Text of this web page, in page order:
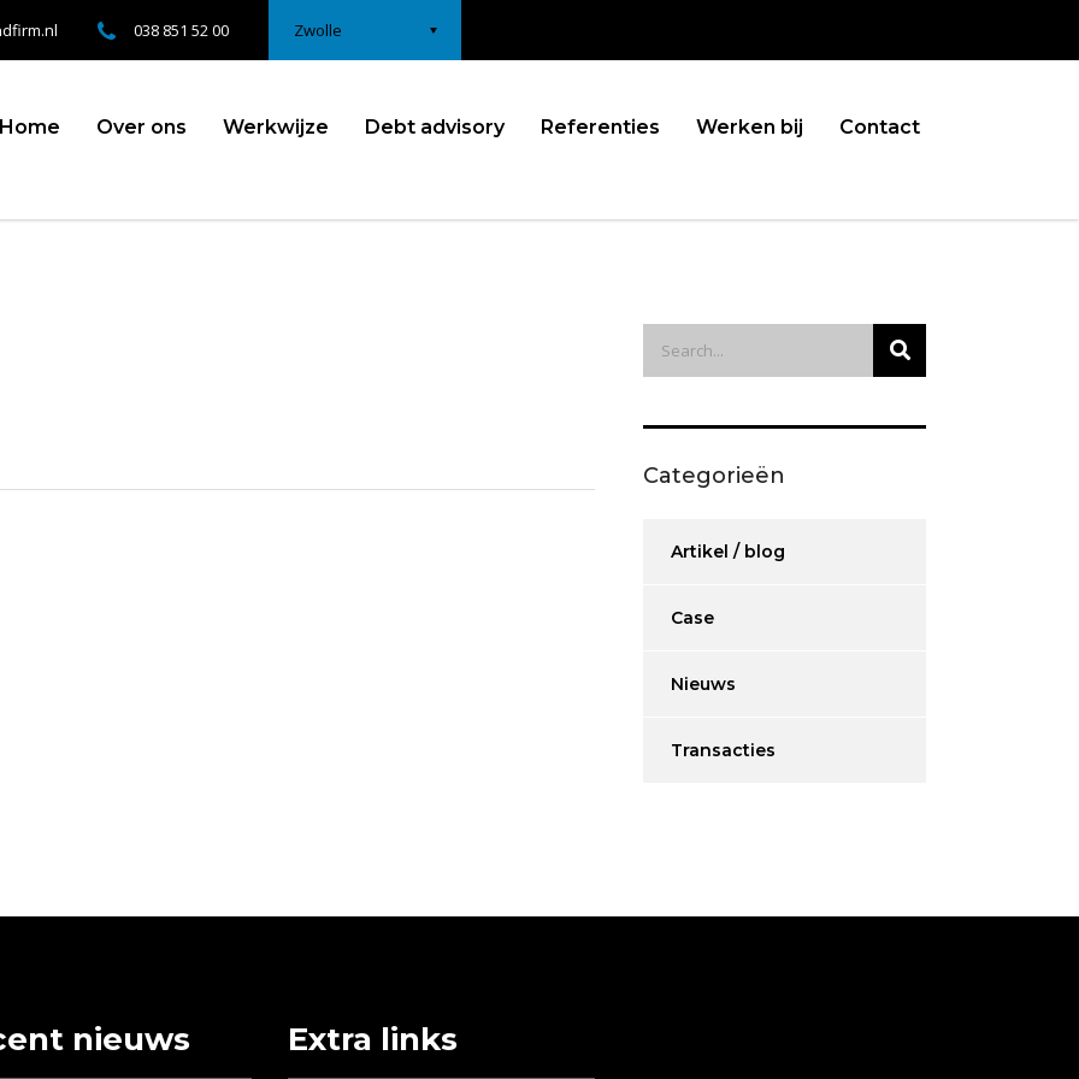
Zwolle
038 851 52 00
Home Over ons Werkwijze Debt advisory Referenties Werken bij Contact
Categorieën
Artikel / blog
Case
Nieuws
Transacties
nieuws Extra links